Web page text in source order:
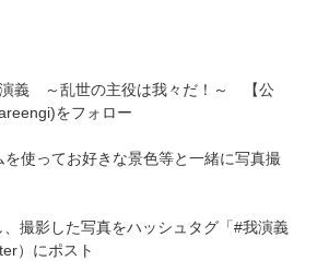
義 ～乱世の主役は我々だ！～ 【公
をフォロー
使ってお好きな景色等と一緒に写真撮
撮影した写真をハッシュタグ「#我演義
）にポスト